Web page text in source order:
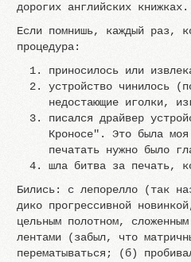
дорогих английских
Если помнишь, каждый раз,
процедура:
приносилось или
устройство чинилось
недостающие иголки,
писался драйвер
Кроносе". Это была моя
печатать нужно было
шла битва за печать,
Бились: с лепорелло (так
дико прогрессивной
цельным полотном,
лентами (забыл, что
перематываться; (б)